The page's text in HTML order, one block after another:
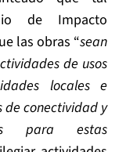
de Impacto
las obras “sean
de usos
locales e
de conectividad y
para estas